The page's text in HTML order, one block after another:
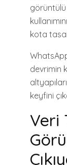
kota
devrimin
keyfini
Veri